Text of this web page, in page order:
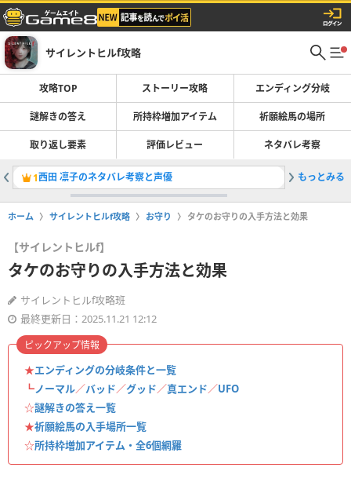
サイレントヒルf攻略
攻略TOP ストーリー攻略 エンディング分岐
謎解きの答え 所持枠増加アイテム 祈願絵馬の場所
取り返し要素 評価レビュー ネタバレ考察
1西田 凛子のネタバレ考察と声優 2霊刀の
もっとみる
ホーム サイレントヒルf攻略 お守り タケのお守りの入手方法と効果
【サイレントヒルf】
タケのお守りの入手方法と効果
サイレントヒルf攻略班
最終更新日：2025.11.21 12:12
★エンディングの分岐条件と一覧
┗ノーマル／バッド／グッド／真エンド／UFO
☆謎解きの答え一覧
★祈願絵馬の入手場所一覧
☆所持枠増加アイテム・全6個網羅
ピックアップ情報